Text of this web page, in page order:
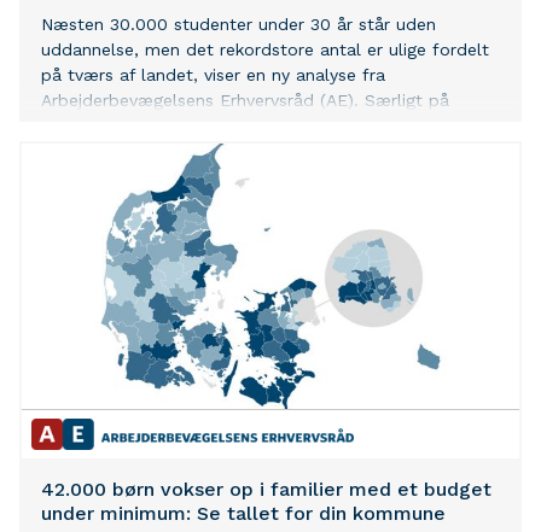
Næsten 30.000 studenter under 30 år står uden
uddannelse, men det rekordstore antal er ulige fordelt
på tværs af landet, viser en ny analyse fra
Arbejderbevægelsens Erhvervsråd (AE). Særligt på
studenter uden uddannelse, mens andelen er lav i
Jylland, på Fyn og nord for København.
42.000 børn vokser op i familier med et budget
under minimum: Se tallet for din kommune